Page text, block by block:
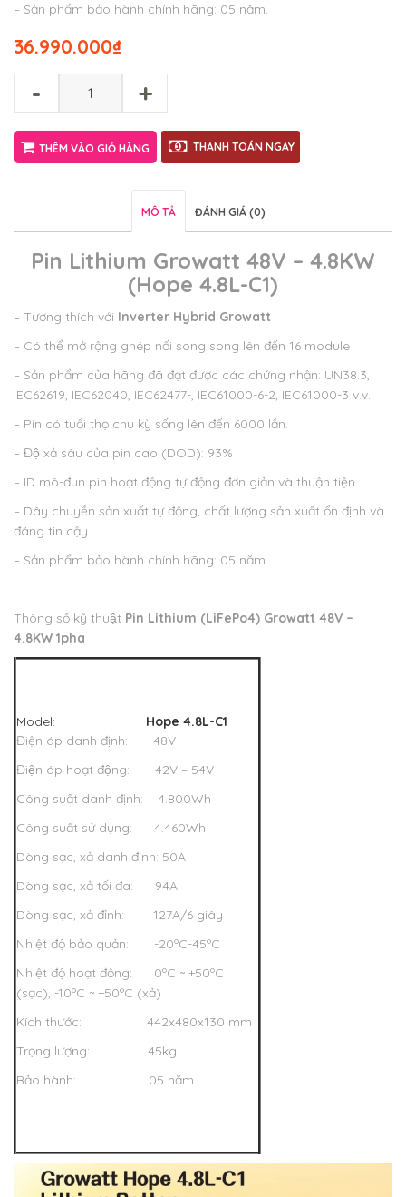
– Sản phẩm bảo hành chính hãng: 05 năm.
₫
36.990.000
- +
THÊM VÀO GIỎ HÀNG THANH TOÁN NGAY
MÔ TẢ ĐÁNH GIÁ (0)
Pin Lithium Growatt 48V – 4.8KW
(Hope 4.8L-C1)
– Tương thích với Inverter Hybrid Growatt
– Có thể mở rộng ghép nối song song lên đến 16 module
– Sản phẩm của hãng đã đạt được các chứng nhận: UN38.3,
IEC62619, IEC62040, IEC62477-, IEC61000-6-2, IEC61000-3 v.v.
– Pin có tuổi thọ chu kỳ sống lên đến 6000 lần.
– Độ xả sâu của pin cao (DOD): 93%
– ID mô-đun pin hoạt động tự động đơn giản và thuận tiện.
– Dây chuyền sản xuất tự động, chất lượng sản xuất ổn định và
đáng tin cậy
– Sản phẩm bảo hành chính hãng: 05 năm.
Thông số kỹ thuật Pin Lithium (LiFePo4) Growatt 48V –
4.8KW 1pha
Model: Hope 4.8L-C1
Điện áp danh định: 48V
Điện áp hoạt động: 42V – 54V
Công suất danh định: 4.800Wh
Công suất sử dụng: 4.460Wh
Dòng sạc, xả danh định: 50A
Dòng sạc, xả tối đa: 94A
Dòng sạc, xả đỉnh: 127A/6 giây
Nhiệt độ bảo quản: -20ºC-45ºC
Nhiệt độ hoạt động: 0ºC ~ +50ºC
(sạc), -10ºC ~ +50ºC (xả)
Kích thước: 442x480x130 mm
Trọng lượng: 45kg
Bảo hành: 05 năm